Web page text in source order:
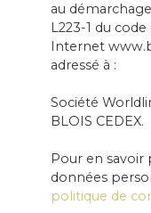
au
L223-1 du
Internet
adressé à :
Société
BLOIS CEDEX.
Pour en
données
politique de